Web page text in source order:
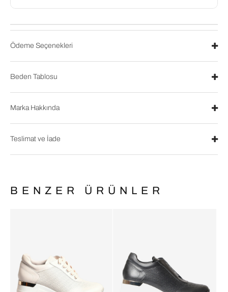
Ödeme Seçenekleri
Beden Tablosu
Marka Hakkında
Teslimat ve İade
BENZER ÜRÜNLER